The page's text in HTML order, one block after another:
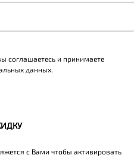
соглашаетесь и принимаете
данных.
с Вами чтобы активировать